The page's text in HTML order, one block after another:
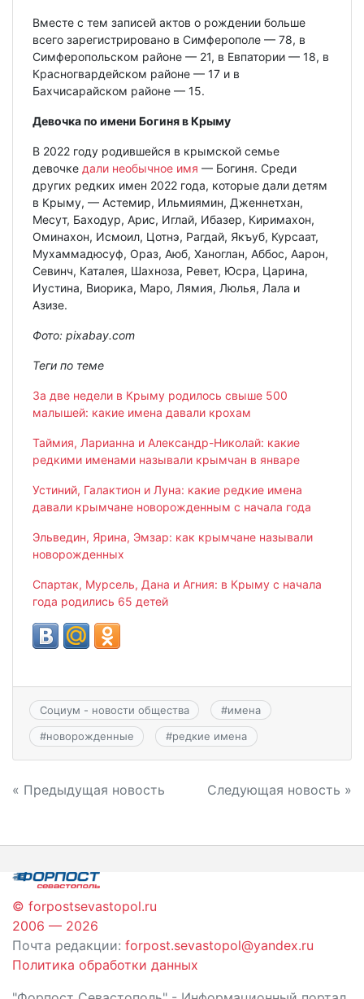
Вместе с тем записей актов о рождении больше
всего зарегистрировано в Симферополе — 78, в
Симферопольском районе — 21, в Евпатории — 18, в
Красногвардейском районе — 17 и в
Бахчисарайском районе — 15.
Девочка по имени Богиня в Крыму
В 2022 году родившейся в крымской семье
девочке дали необычное имя — Богиня. Среди
других редких имен 2022 года, которые дали детям
в Крыму, — Астемир, Ильмиямин, Дженнетхан,
Месут, Баходур, Арис, Иглай, Ибазер, Киримахон,
Оминахон, Исмоил, Цотнэ, Рагдай, Якъуб, Курсаат,
Мухаммадюсуф, Ораз, Аюб, Ханоглан, Аббос, Аарон,
Севинч, Каталея, Шахноза, Ревет, Юсра, Царина,
Иустина, Виорика, Маро, Лямия, Люлья, Лала и
Азизе.
Фото: pixabay.com
Теги по теме
За две недели в Крыму родилось свыше 500
малышей: какие имена давали крохам
Таймия, Ларианна и Александр-Николай: какие
редкими именами называли крымчан в январе
Устиний, Галактион и Луна: какие редкие имена
давали крымчане новорожденным с начала года
Эльведин, Ярина, Эмзар: как крымчане называли
новорожденных
Спартак, Мурсель, Дана и Агния: в Крыму с начала
года родились 65 детей
Социум - новости общества #имена
#новорожденные #редкие имена
Навигация
записям
« Предыдущая новость Следующая новость »
© forpostsevastopol.ru
2006 — 2026
Почта редакции: forpost.sevastopol@yandex.ru
Политика обработки данных